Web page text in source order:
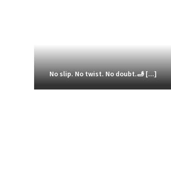
No slip. No twist. No doubt.🫸 [...]